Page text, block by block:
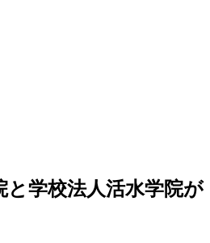
と学校法人活水学院